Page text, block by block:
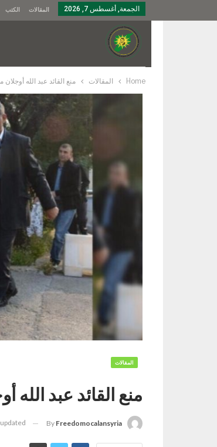
الجمعة, أغسطس 7, 2026 المقالات الكتب
Home المقالات منع القائد عبد الله
المقالات
منع القائد عبد الله
By Freedomocalansyria